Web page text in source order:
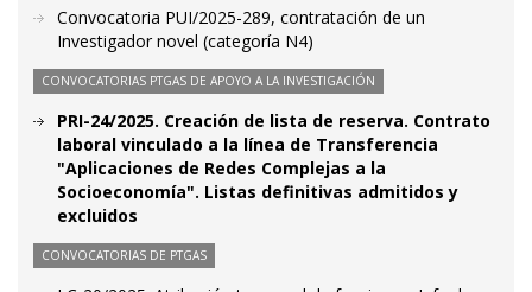
Convocatoria PUI/2025-289, contratación de un
Investigador novel (categoría N4)
CONVOCATORIAS PTGAS DE APOYO A LA INVESTIGACIÓN
PRI-24/2025. Creación de lista de reserva. Contrato
laboral vinculado a la línea de Transferencia
"Aplicaciones de Redes Complejas a la
Socioeconomía". Listas definitivas admitidos y
excluidos
CONVOCATORIAS DE PTGAS